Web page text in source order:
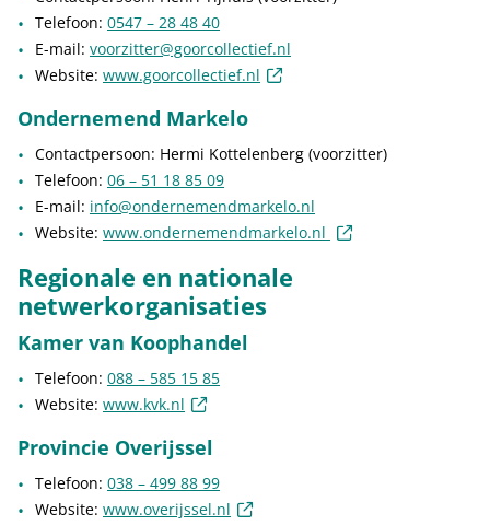
Telefoon: 0547 – 28 48 40
E-mail: voorzitter@goorcollectief.nl
Website: www.goorcollectief.nl
Ondernemend Markelo
Contactpersoon: Hermi Kottelenberg (voorzitter)
Telefoon: 06 – 51 18 85 09
E-mail: info@ondernemendmarkelo.nl
Website: www.ondernemendmarkelo.nl
Regionale en nationale
netwerkorganisaties
Kamer van Koophandel
Telefoon: 088 – 585 15 85
Website: www.kvk.nl
Provincie Overijssel
Telefoon: 038 – 499 88 99
Website: www.overijssel.nl